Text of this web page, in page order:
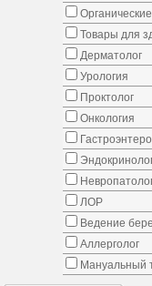
Товары для
Дерматолог
Урология
Проктолог
Онкология
ЛОР
Ведение
Аллерголог
Мануальный